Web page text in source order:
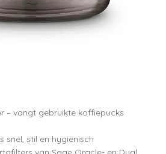
– vangt gebruikte koffiepucks
stil en hygiënisch